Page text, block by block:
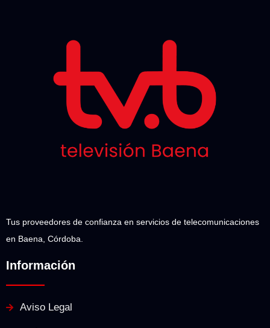
Tus proveedores de confianza en servicios de telecomunicaciones
en Baena, Córdoba.
Información
Aviso Legal